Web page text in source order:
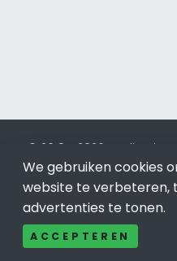
© 2019 - 2026 Realisatie
Internet. Betaal alleen
optimalisatie No Cure No
We gebruiken cookies
website te verbeteren,
advertenties te tonen.
ACCEPTEREN